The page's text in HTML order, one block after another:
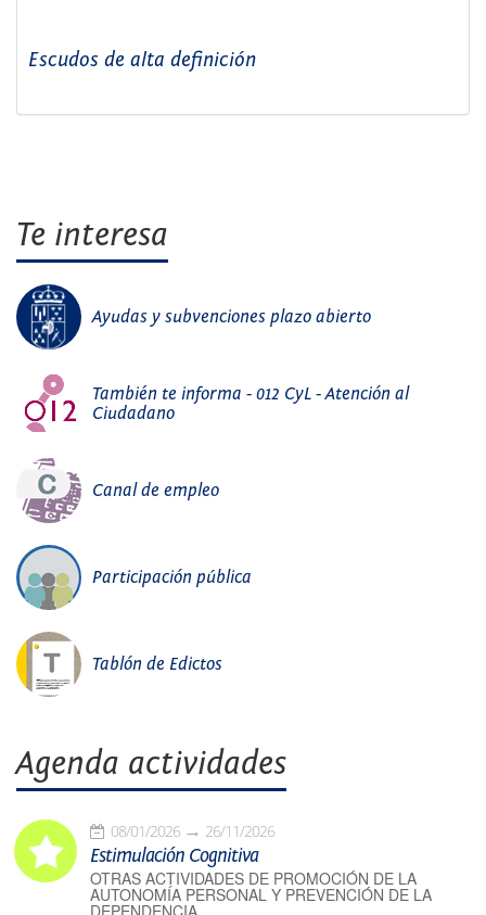
Escudos de alta definición
Te interesa
Ayudas y subvenciones plazo abierto
También te informa - 012 CyL - Atención al
Ciudadano
Canal de empleo
Participación pública
Tablón de Edictos
Agenda actividades
08/01/2026 26/11/2026
Estimulación Cognitiva
OTRAS ACTIVIDADES DE PROMOCIÓN DE LA
AUTONOMÍA PERSONAL Y PREVENCIÓN DE LA